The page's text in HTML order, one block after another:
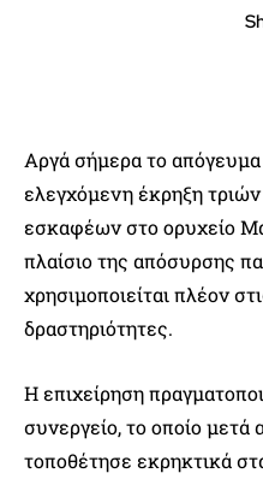
Αργά σήμερα το
ελεγχόμενη έκρηξη
εσκαφέων στο ορυχείο
πλαίσιο της απόσυρσης
χρησιμοποιείται πλέον
δραστηριότητες.
Η επιχείρηση
συνεργείο, το οποίο
τοποθέτησε εκρηκτικά